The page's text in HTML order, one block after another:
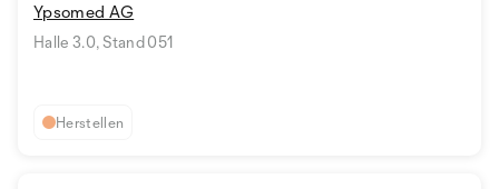
Ypsomed AG
Halle 3.0, Stand 051
Herstellen